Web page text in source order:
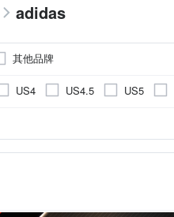
adidas
其他品牌
US4 US4.5 US5
EU33 EU34 EU35